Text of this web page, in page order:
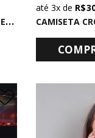
C
AMISETA T-SHIRT OVERSIZED STRAWBERRY
3x de R$